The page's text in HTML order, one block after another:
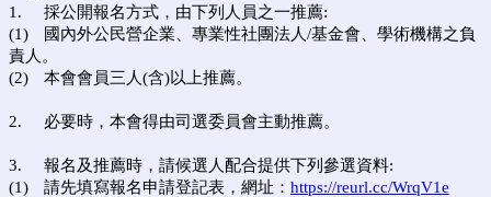
1.
採公開報名方式，由下列人員之一推薦:
(1)
國內外公民營企業、專業性社團法人/基金會、學術機構之負
責人。
(2)
本會會員三人(含)以上推薦。
2. 必要時，本會得由司選委員會主動推薦。
3.
報名及推薦時，請候選人配合提供下列參選資料:
(1)
請先填寫報名申請登記表，網址： https://reurl.cc/WrqV1e